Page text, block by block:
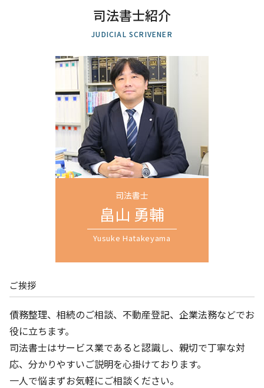
遺言 公正証書 必要書類
相続人申告登記 デメリット
不動産登記 法務局
住宅ローン 抵当権 抹消
相続登記 義務化 過去の相続
登記 新築
商業登記簿
債務整理 ブラックリスト 期間
任意整理 元本 減額
借金 債務整理 悩み 借金相談
官報 自己破産
個人再生 認可決定
借金 債務整理 期間
破産 裁判所
任意整理 民事再生
過払い金 請求
自己破産 保険
任意整理 住宅ローン
自己破産 全国対応 司法書士 相談
個人再生 さいたま市 司法書士 相談
遺留分 全国対応 司法書士 相談
生前贈与 川口市 司法書士 相談
過払い金請求 埼玉県 司法書士 相談
相続登記 川口市 司法書士 相談
商業登記 川口市 司法書士 相談
不動産売買 上尾市 司法書士 相談
任意整理 埼玉県 司法書士 相談
過払い金請求 全国対応 司法書士 相談
商業登記 さいたま市 司法書士 相談
遺言書作成 埼玉県 司法書士 相談
生前贈与 上尾市 司法書士 相談
遺産分割協議 上尾市 司法書士 相談
司法書士紹介
JUDICIAL SCRIVENER
司法書士
畠山 勇輔
Yusuke Hatakeyama
ご挨拶
債務整理、相続のご相談、不動産登記、企業法務などでお
役に立ちます。
司法書士はサービス業であると認識し、親切で丁寧な対
応、分かりやすいご説明を心掛けております。
一人で悩まずお気軽にご相談ください。